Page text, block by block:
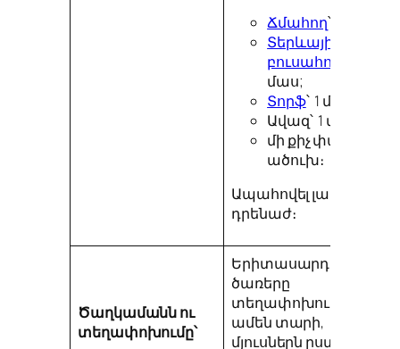
Ճմահող՝ 1 մաս;
Տերևային
բուսահող
մաս;
Տորֆ՝ 1 մաս;
Ավազ՝ 1 մաս;
մի քիչ փայտի
ածուխ։
Ապահովել լավ
դրենաժ։
Ծաղկամանն ու
տեղափոխումը՝
Երիտասարդ
ծառերը
տեղափոխում են
ամեն տարի,
մյուսներն ըստ